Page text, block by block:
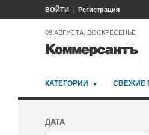
ВОЙТИ Регистрация
09 АВГУСТА, ВОСКРЕСЕНЬЕ
КАТЕГОРИИ СВЕЖИЕ
ДАТА